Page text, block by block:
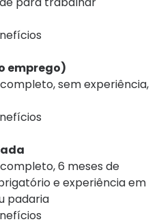
emprego)
sem experiência,
6 meses de
e experiência em
padaria